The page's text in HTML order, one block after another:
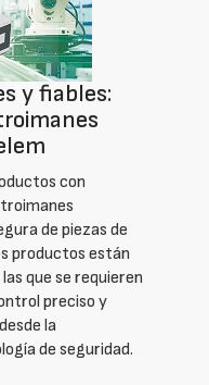
y fiables:
con
de piezas de
productos están
que se requieren
preciso y
la
de seguridad.